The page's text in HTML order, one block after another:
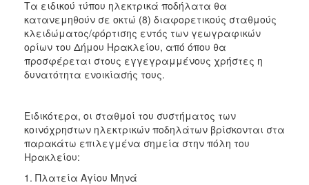
Τα ειδικού τύπου ηλεκτρικά ποδήλατα θα
κατανεμηθούν σε οκτώ (8) διαφορετικούς σταθμούς
κλειδώματος/φόρτισης εντός των γεωγραφικών
ορίων του Δήμου Ηρακλείου, από όπου θα
προσφέρεται στους εγγεγραμμένους χρήστες η
δυνατότητα ενοικίασής τους.
Ειδικότερα, οι σταθμοί του συστήματος των
κοινόχρηστων ηλεκτρικών ποδηλάτων βρίσκονται στα
παρακάτω επιλεγμένα σημεία στην πόλη του
Ηρακλείου:
1. Πλατεία Αγίου Μηνά